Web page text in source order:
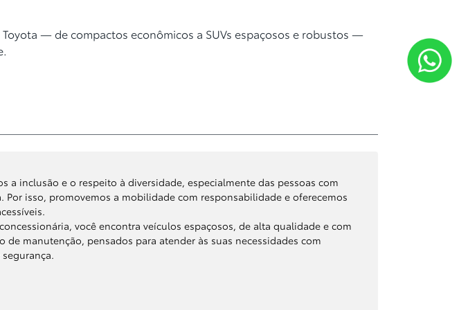
— de compactos econômicos a SUVs espaçosos e robustos —
a inclusão e o respeito à diversidade, especialmente das pessoas com
Por isso, promovemos a mobilidade com responsabilidade e oferecemos
você encontra veículos espaçosos, de alta qualidade e com
de manutenção, pensados para atender às suas necessidades com